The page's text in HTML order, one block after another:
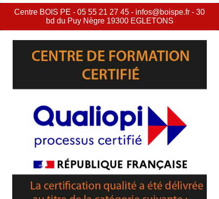
Centre BOIS PE - 05 55 21 27 45 - infos@boispe.fr - 30
bd du Puy Nègre 19300 EGLETONS